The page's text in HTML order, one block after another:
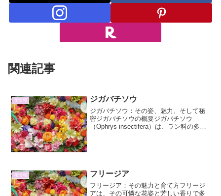
関連記事
花情報 ジガバチソウ
ジガバチソウ：その姿、魅力、そして秘
密ジガバチソウの概要ジガバチソウ
（Ophrys insectifera）は、ラン科の多年
花情報 フリージア
フリージア：その魅力と育て方フリージ
アは、その可憐な花姿と芳しい香りで多